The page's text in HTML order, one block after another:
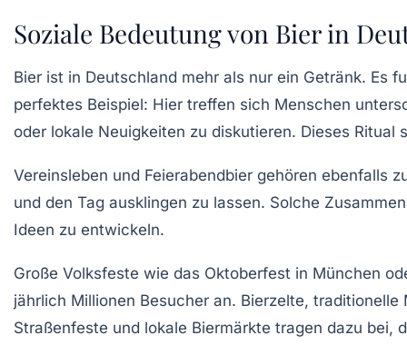
Soziale Bedeutung von Bier in
Bier ist in Deutschland mehr als nur ein Getränk. Es
perfektes Beispiel: Hier treffen sich Menschen
oder lokale Neuigkeiten zu diskutieren. Dieses
Vereinsleben und Feierabendbier gehören ebenfalls
und den Tag ausklingen zu lassen. Solche
Ideen zu entwickeln.
Große Volksfeste wie das Oktoberfest in München
jährlich Millionen Besucher an. Bierzelte,
Straßenfeste und lokale Biermärkte tragen dazu bei,